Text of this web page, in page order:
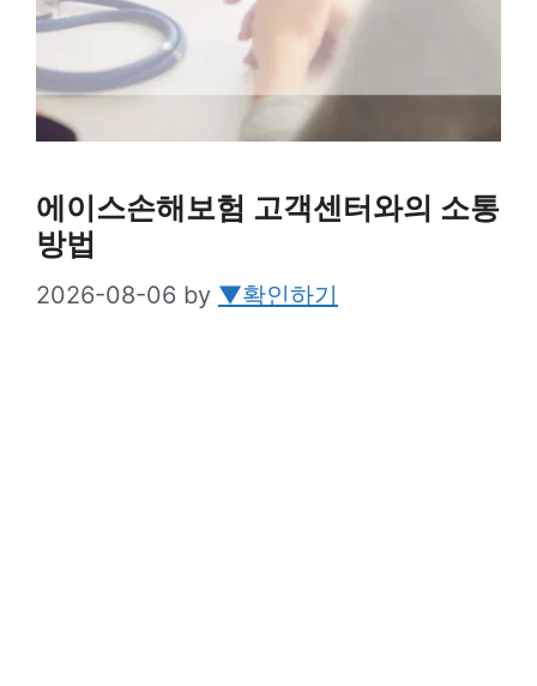
에이스손해보험 고객센터와의 소통
방법
2026-08-06 by ▼확인하기